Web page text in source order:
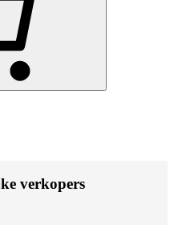
verkopers